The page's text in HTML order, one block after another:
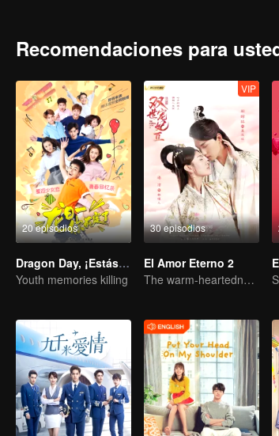
Recomendaciones para
20 episodios
Dragon Day, ¡Estás muerto!
Youth memories killing
30 episodios
VIP
El Amor Eterno 2
The warm-heartedness Couple are so sweet